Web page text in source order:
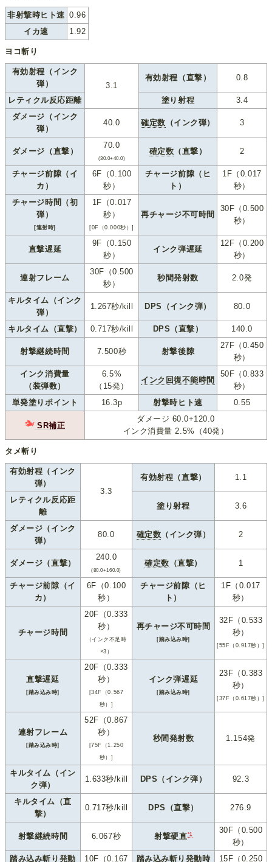
非射撃時ヒト速 0.96
イカ速
1.92
ヨコ斬り
有効射程（インク
弾）
3.1
有効射程（直撃） 0.8
レティクル反応距離 塗り射程
3.4
ダメージ（インク
弾）
40.0 確定数 （インク弾） 3
ダメージ（直撃）
70.0
(30.0+40.0)
確定数 （直撃） 2
チャージ前隙（イ
カ）
6F（0.100
秒）
チャージ前隙（ヒ
ト）
1F（0.017
秒）
チャージ時間（初
弾）
[連射時]
1F（0.017
秒）
[0F（0.000秒）]
再チャージ不可時間
30F（0.500
秒）
直撃遅延
9F（0.150
秒）
インク弾遅延
12F（0.200
秒）
連射フレーム
30F（0.500
秒）
秒間発射数 2.0発
キルタイム（インク
弾）
1.267秒/kill DPS（インク弾） 80.0
キルタイム（直撃） 0.717秒/kill DPS（直撃） 140.0
射撃継続時間 7.500秒 射撃後隙
27F（0.450
秒）
インク消費量
（装弾数）
6.5%
（15発）
インク回復不能時間
50F（0.833
秒）
単発塗りポイント
16.3p 射撃時ヒト速 0.55
SR補正
ダメージ 60.0+120.0
インク消費量 2.5%（40発）
タメ斬り
有効射程（インク
弾）
3.3
有効射程（直撃） 1.1
レティクル反応距
離
塗り射程 3.6
ダメージ（インク
弾）
80.0 確定数 （インク弾） 2
ダメージ（直撃）
240.0
(80.0+160.0)
確定数 （直撃） 1
チャージ前隙（イ
カ）
6F（0.100
秒）
チャージ前隙（ヒ
ト）
1F（0.017
秒）
チャージ時間
20F（0.333
秒）
（インク不足時
×3）
再チャージ不可時間
[踏み込み時]
32F（0.533
秒）
[55F（0.917秒）]
直撃遅延
[踏み込み時]
20F（0.333
秒）
[34F（0.567
秒）]
インク弾遅延
[踏み込み時]
23F（0.383
秒）
[37F（0.617秒）]
連射フレーム
[踏み込み時]
52F（0.867
秒）
[75F（1.250
秒）]
秒間発射数 1.154発
キルタイム（イン
ク弾）
1.633秒/kill DPS（インク弾） 92.3
キルタイム（直
撃）
0.717秒/kill DPS（直撃） 276.9
射撃継続時間 6.067秒 射撃硬直*1
30F（0.500
秒）
踏み込み斬り発動
10F（0.167 踏み込み斬り発動時 15F（0.250